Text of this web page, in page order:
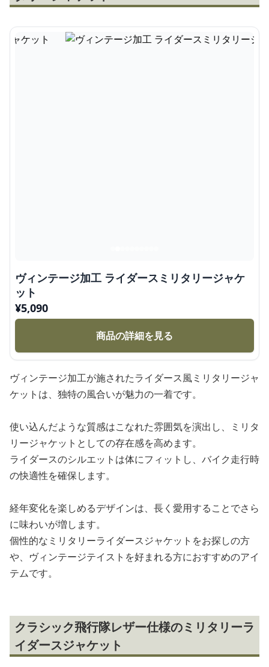
ヴィンテージ加工 ライダースミリタリージャケ
ット
¥5,090
商品の詳細を見る
ヴィンテージ加工が施されたライダース風ミリタリージャ
ケットは、独特の風合いが魅力の一着です。
使い込んだような質感はこなれた雰囲気を演出し、ミリタ
リージャケットとしての存在感を高めます。
ライダースのシルエットは体にフィットし、バイク走行時
の快適性を確保します。
経年変化を楽しめるデザインは、長く愛用することでさら
に味わいが増します。
個性的なミリタリーライダースジャケットをお探しの方
や、ヴィンテージテイストを好まれる方におすすめのアイ
テムです。
クラシック飛行隊レザー仕様のミリタリーラ
イダースジャケット